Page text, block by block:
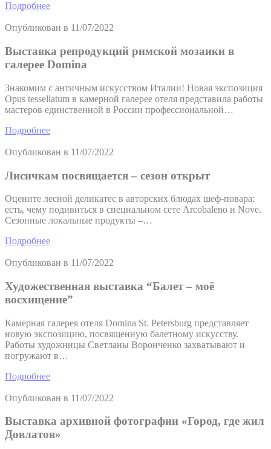
Подробнее
Опубликован в 11/07/2022
Выставка репродукций римской мозаики в
галерее Domina
Знакомим с античным искусством Италии! Новая экспозиция
Opus tessellatum в камерной галерее отеля представила работы
мастеров единственной в России профессиональной…
Подробнее
Опубликован в 11/07/2022
Лисичкам посвящается – сезон открыт
Оцените лесной деликатес в авторских блюдах шеф-повара:
есть, чему подивиться в специальном сете Arcobaleno и Nove.
Сезонные локальные продукты –…
Подробнее
Опубликован в 11/07/2022
Художественная выставка “Балет – моё
восхищение”
Камерная галерея отеля Domina St. Petersburg представляет
новую экспозицию, посвященную балетному искусству.
Работы художницы Светланы Воронченко захватывают и
погружают в…
Подробнее
Опубликован в 11/07/2022
Выставка архивной фотографии «Город, где жил
Довлатов»